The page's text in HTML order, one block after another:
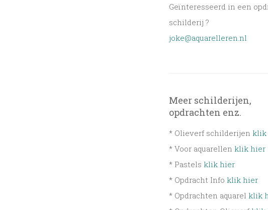
Geïnteresseerd in een
schilderij ?
joke@aquarelleren.nl
Meer schilderijen,
opdrachten enz.
* Olieverf schilderijen klik
* Voor aquarellen klik hier
* Pastels klik hier
* Opdracht Info klik hier
* Opdrachten aquarel klik